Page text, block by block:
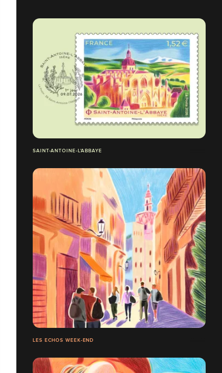
SAINT-ANTOINE-L'ABBAYE
LES ECHOS WEEK-END